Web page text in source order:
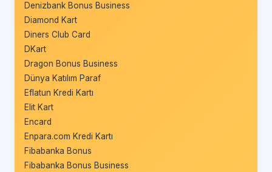
Denizbank Bonus Business
Diamond Kart
Diners Club Card
DKart
Dragon Bonus Business
Dünya Katılım Paraf
Eflatun Kredi Kartı
Elit Kart
Encard
Enpara.com Kredi Kartı
Fibabanka Bonus
Fibabanka Bonus Business